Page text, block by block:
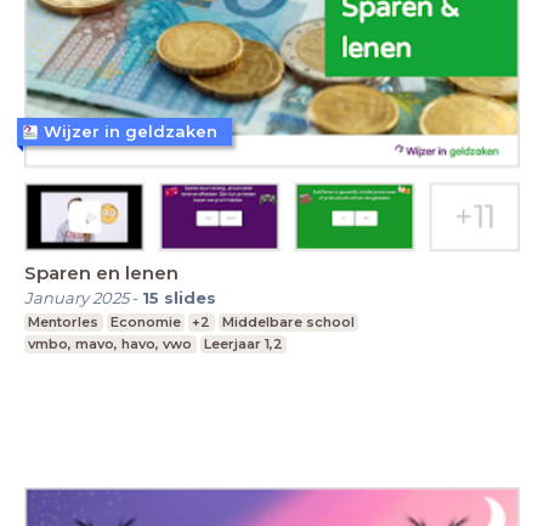
Sparen en lenen
January 2025- 15 slides
Mentorles Economie +2
Middelbare school
vmbo, mavo, havo, vwo
Leerjaar 1,2
Wijzer in geldzaken